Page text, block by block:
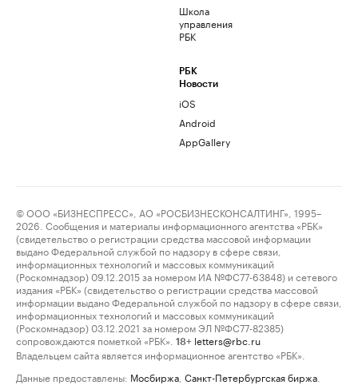
Школа
управления
РБК
РБК
Новости
iOS
Android
AppGallery
© ООО «БИЗНЕСПРЕСС», АО «РОСБИЗНЕСКОНСАЛТИНГ», 1995–
2026. Сообщения и материалы информационного агентства «РБК»
(свидетельство о регистрации средства массовой информации
выдано Федеральной службой по надзору в сфере связи,
информационных технологий и массовых коммуникаций
(Роскомнадзор) 09.12.2015 за номером ИА №ФС77-63848) и сетевого
издания «РБК» (свидетельство о регистрации средства массовой
информации выдано Федеральной службой по надзору в сфере связи,
информационных технологий и массовых коммуникаций
(Роскомнадзор) 03.12.2021 за номером ЭЛ №ФС77-82385)
сопровождаются пометкой «РБК».
18+ letters@rbc.ru
Владельцем сайта является информационное агентство «РБК».
Данные предоставлены: Мосбиржа Санкт-Петербургская биржа